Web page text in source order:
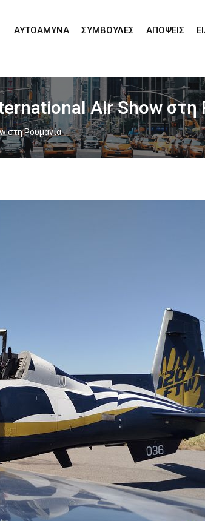
ΑΥΤΟΆΜΥΝΑ
ΣΥΜΒΟΥΛΈΣ ΑΠΌΨΕΙΣ
Air Show στη
στη Ρουμανία